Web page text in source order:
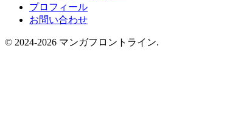
プロフィール
お問い合わせ
© 2024-2026 マンガフロントライン.